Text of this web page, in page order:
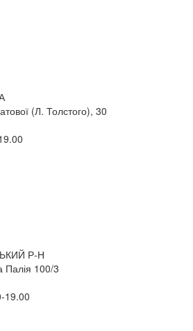
(Л. Толстого), 30
Р-Н
Палія 100/3
19.00